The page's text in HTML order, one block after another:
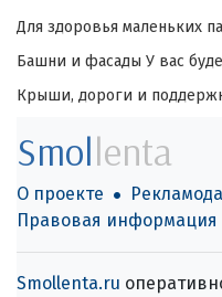
Для здоровья маленьких
Башни и фасады У вас
Крыши, дороги и
Smollenta
О проекте
Правовая информация
Smollenta.ru